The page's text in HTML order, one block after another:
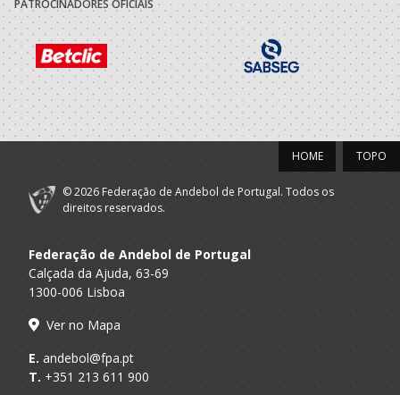
A.A. Braga
Clube Andebol
Barrosas
SUB-13 F
2020/21
A.A. Braga
Clube Andebol
Barrosas
SUB-12 F
A.A. Braga
Clube Andebol
PATROCINADORES OFICIAIS
TOPO
HOME
© 2026 Federação de Andebol de Portugal. Todos os
direitos reservados.
Federação de Andebol de Portugal
Calçada da Ajuda, 63-69
1300-006 Lisboa
Ver no Mapa
E. andebol@fpa.pt
T. +351 213 611 900